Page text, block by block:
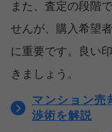
また、査定の段階
せんが、購入希望
に重要です。良い
きましょう。
マンション売
渉術を解説